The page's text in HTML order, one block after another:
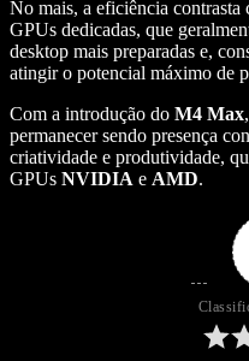
No mais, a eficiência contrasta
GPUs dedicadas, que
desktop mais preparadas e,
atingir o potencial máximo de
Com a introdução do M4 Max
permanecer sendo presença
criatividade e produtividade,
GPUs NVIDIA e AMD.